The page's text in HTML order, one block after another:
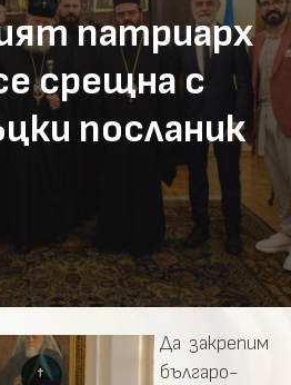
патриарх
срещна с
посланик
Да закрепим
българо-